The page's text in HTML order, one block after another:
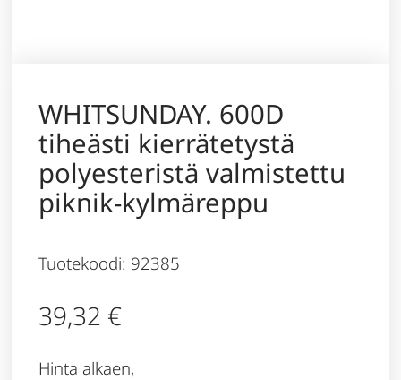
WHITSUNDAY. 600D
tiheästi kierrätetystä
polyesteristä valmistettu
piknik-kylmäreppu
Tuotekoodi: 92385
39,32 €
Hinta alkaen,